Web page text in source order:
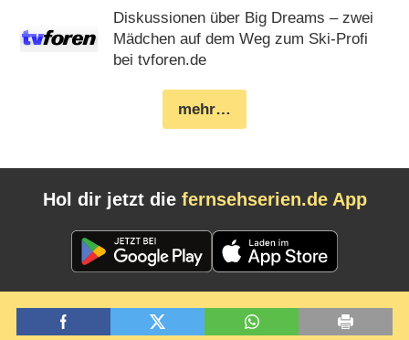
Diskussionen über Big Dreams – zwei
Mädchen auf dem Weg zum Ski-Profi
bei tvforen.de
mehr…
Hol dir jetzt die fernsehserien.de App